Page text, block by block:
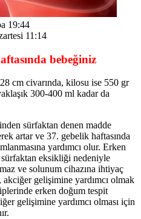
19:44
11:14
bebeğiniz
cm civarında, kilosu ise 550 gr
300-400 ml kadar da
sürfaktan denen madde
artar ve 37. gebelik haftasında
yardımcı olur. Erken
eksikliği nedeniyle
ve solunum cihazına ihtiyaç
gelişimine yardımcı olmak
erken doğum tespit
gelişimine yardımcı olması için